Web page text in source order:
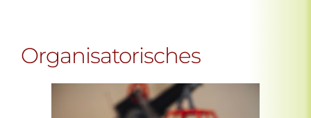
Organisatorisches